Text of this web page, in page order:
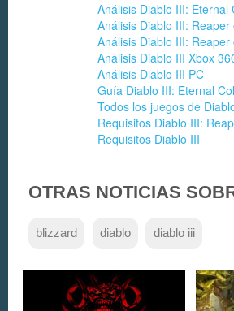
Análisis Diablo III: Eternal
Análisis Diablo III:
Análisis Diablo III: Reaper
Análisis Diablo III Xbox
Análisis Diablo III PC
Guía Diablo III: Eternal
Todos los juegos de
Requisitos Diablo III:
Requisitos Diablo III
OTRAS NOTICIAS
blizzard diablo diablo iii